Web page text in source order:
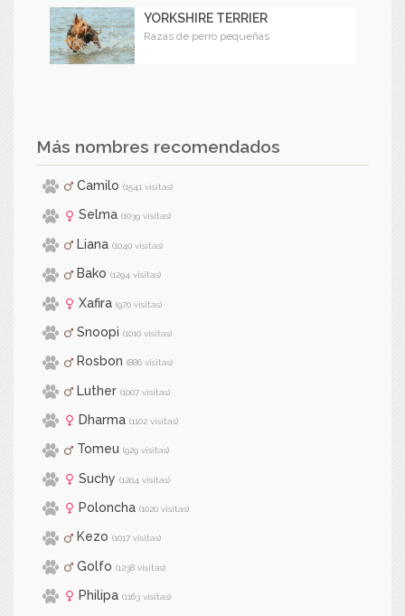
YORKSHIRE TERRIER
Razas de perro pequeñas
Más nombres recomendados
Camilo (1541 visitas)
Selma (1039 visitas)
Liana (1040 visitas)
Bako (1294 visitas)
Xafira (970 visitas)
Snoopi (1010 visitas)
Rosbon (886 visitas)
Luther (1007 visitas)
Dharma (1102 visitas)
Tomeu (929 visitas)
Suchy (1204 visitas)
Poloncha (1020 visitas)
Kezo (1017 visitas)
Golfo (1238 visitas)
Philipa (1163 visitas)